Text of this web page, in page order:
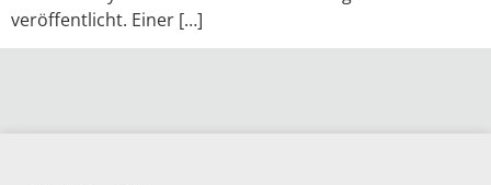
veröffentlicht. Einer […]